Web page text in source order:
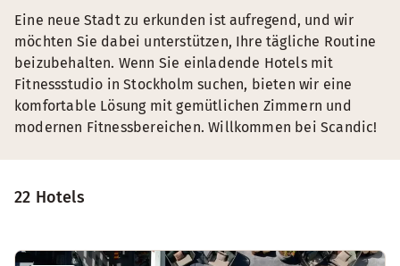
22 Hotels
Eine neue Stadt zu erkunden ist aufregend, und wir
möchten Sie dabei unterstützen, Ihre tägliche Routine
beizubehalten. Wenn Sie einladende Hotels mit
Fitnessstudio in Stockholm suchen, bieten wir eine
komfortable Lösung mit gemütlichen Zimmern und
modernen Fitnessbereichen. Willkommen bei Scandic!